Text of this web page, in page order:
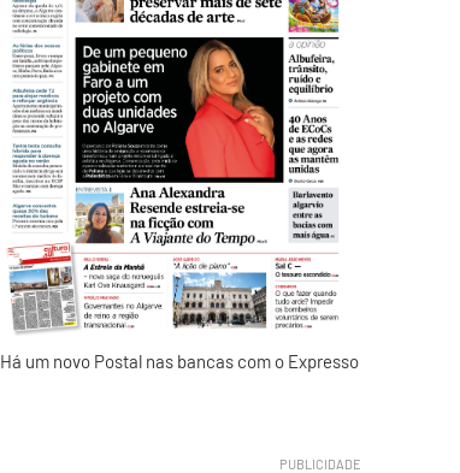
Há um novo Postal nas bancas com o Expresso